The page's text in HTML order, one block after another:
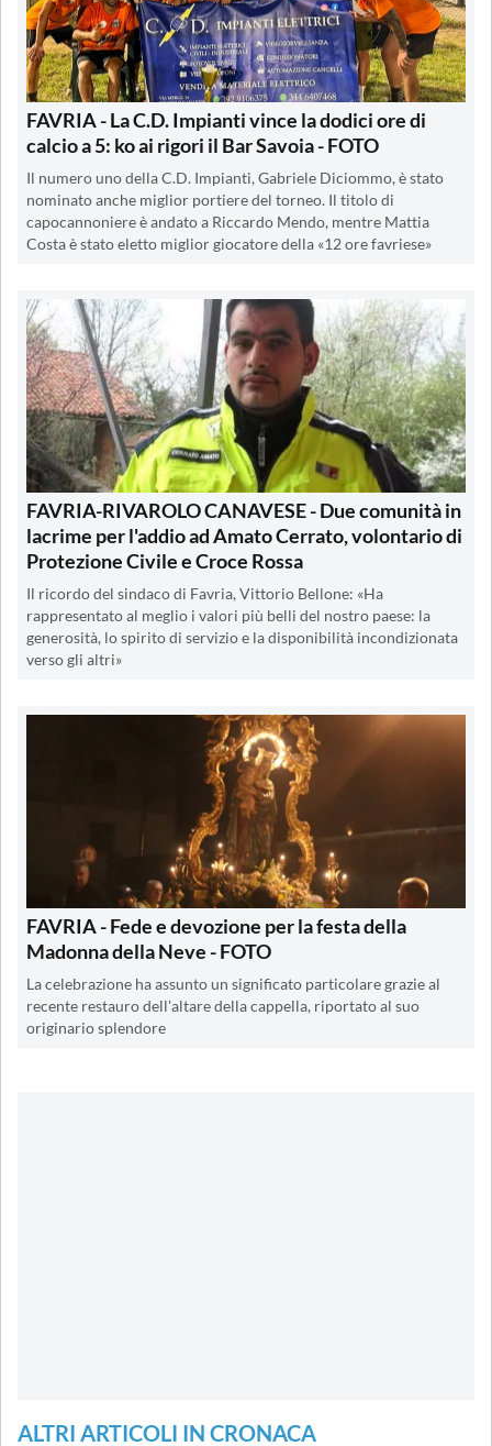
FAVRIA - La C.D. Impianti vince la dodici ore di
calcio a 5: ko ai rigori il Bar Savoia - FOTO
Il numero uno della C.D. Impianti, Gabriele Diciommo, è stato
nominato anche miglior portiere del torneo. Il titolo di
capocannoniere è andato a Riccardo Mendo, mentre Mattia
Costa è stato eletto miglior giocatore della «12 ore favriese»
FAVRIA-RIVAROLO CANAVESE - Due comunità in
lacrime per l'addio ad Amato Cerrato, volontario di
Protezione Civile e Croce Rossa
Il ricordo del sindaco di Favria, Vittorio Bellone: «Ha
rappresentato al meglio i valori più belli del nostro paese: la
generosità, lo spirito di servizio e la disponibilità incondizionata
verso gli altri»
FAVRIA - Fede e devozione per la festa della
Madonna della Neve - FOTO
La celebrazione ha assunto un significato particolare grazie al
recente restauro dell'altare della cappella, riportato al suo
originario splendore
ALTRI ARTICOLI IN CRONACA